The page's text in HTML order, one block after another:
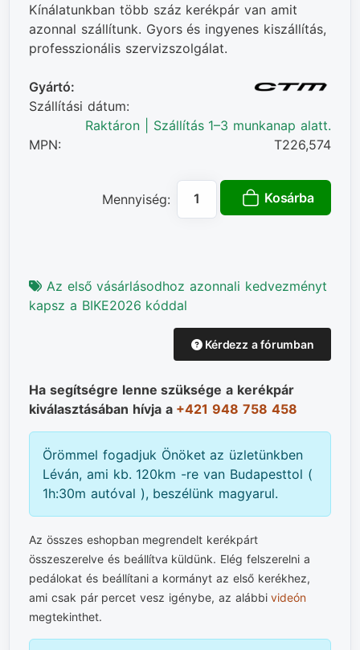
Kínálatunkban több száz kerékpár van amit
azonnal szállítunk. Gyors és ingyenes kiszállítás,
professzionális szervizszolgálat.
Gyártó:
Szállítási dátum:
Raktáron | Szállítás 1–3 munkanap alatt.
MPN:
T226,574
Mennyiség: Kosárba
Az első vásárlásodhoz azonnali kedvezményt
kapsz a BIKE2026 kóddal
Kérdezz a fórumban
Ha segítségre lenne szüksége a kerékpár
kiválasztásában hívja a +421 948 758 458
Örömmel fogadjuk Önöket az üzletünkben
Léván, ami kb. 120km -re van Budapesttol (
1h:30m autóval ), beszélünk magyarul.
Az összes eshopban megrendelt kerékpárt
összeszerelve és beállítva küldünk. Elég felszerelni a
pedálokat és beállítani a kormányt az első kerékhez,
ami csak pár percet vesz igénybe, az alábbivideón
megtekinthet.